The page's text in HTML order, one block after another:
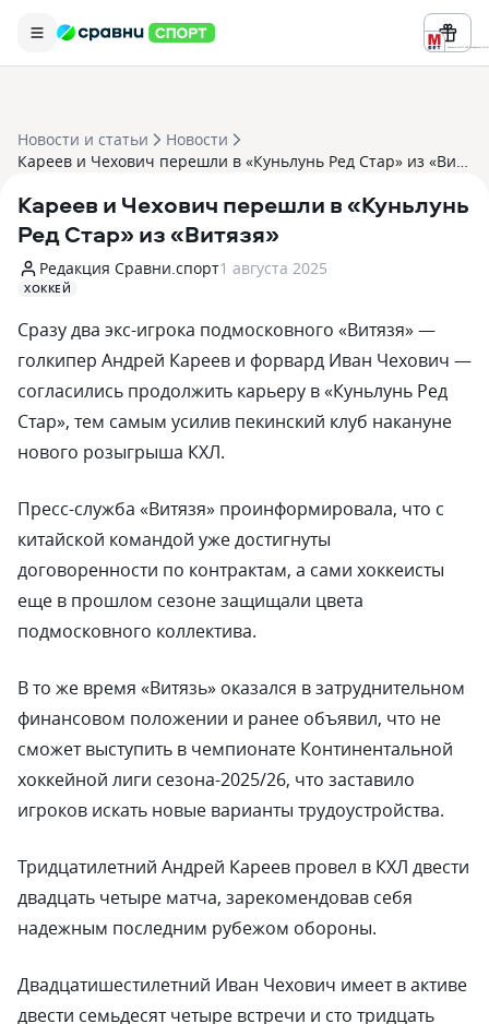
Реклама ООО «БК «Марафон» ИНН
Новости и статьи
Новости
Кареев и Чехович перешли в «Куньлунь Ред Стар» из «Витязя»
Кареев и Чехович перешли в «Куньлунь
Ред Стар» из «Витязя»
Редакция Сравни.спорт1 августа 2025
ХОККЕЙ
Сразу два экс-игрока подмосковного «Витязя» —
голкипер Андрей Кареев и форвард Иван Чехович —
согласились продолжить карьеру в «Куньлунь Ред
Стар», тем самым усилив пекинский клуб накануне
нового розыгрыша КХЛ.
Пресс-служба «Витязя» проинформировала, что с
китайской командой уже достигнуты
договоренности по контрактам, а сами хоккеисты
еще в прошлом сезоне защищали цвета
подмосковного коллектива.
В то же время «Витязь» оказался в затруднительном
финансовом положении и ранее объявил, что не
сможет выступить в чемпионате Континентальной
хоккейной лиги сезона-2025/26, что заставило
игроков искать новые варианты трудоустройства.
Тридцатилетний Андрей Кареев провел в КХЛ двести
двадцать четыре матча, зарекомендовав себя
надежным последним рубежом обороны.
Двадцатишестилетний Иван Чехович имеет в активе
двести семьдесят четыре встречи и сто тридцать